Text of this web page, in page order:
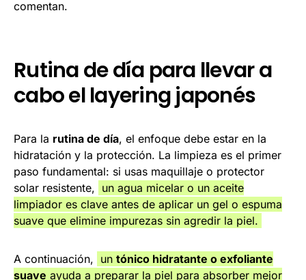
comentan.
Rutina de día para llevar a
cabo el layering japonés
Para la rutina de día, el enfoque debe estar en la
hidratación y la protección. La limpieza es el primer
paso fundamental: si usas maquillaje o protector
solar resistente, un agua micelar o un aceite
limpiador es clave antes de aplicar un gel o espuma
suave que elimine impurezas sin agredir la piel.
A continuación, un tónico hidratante o exfoliante
suave ayuda a preparar la piel para absorber mejor